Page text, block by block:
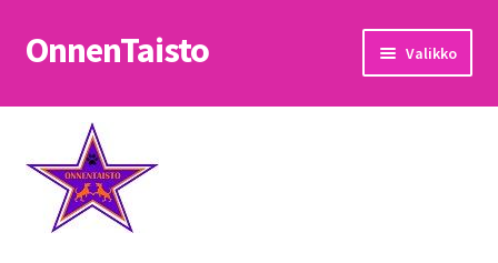
Siirry
navigointiin
Siirry
sisältöön
OnnenTaisto Valikko
Etusivu
Kassa
Oma tili